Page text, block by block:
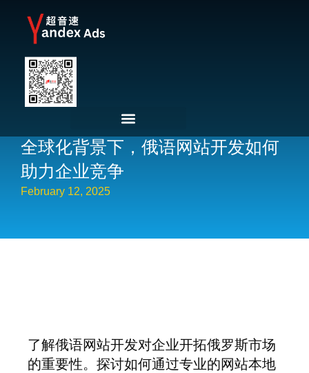
全球化背景下，俄语网站开发如何
助力企业竞争
February 12, 2025
了解俄语网站开发对企业开拓俄罗斯市场
的重要性。探讨如何通过专业的网站本地